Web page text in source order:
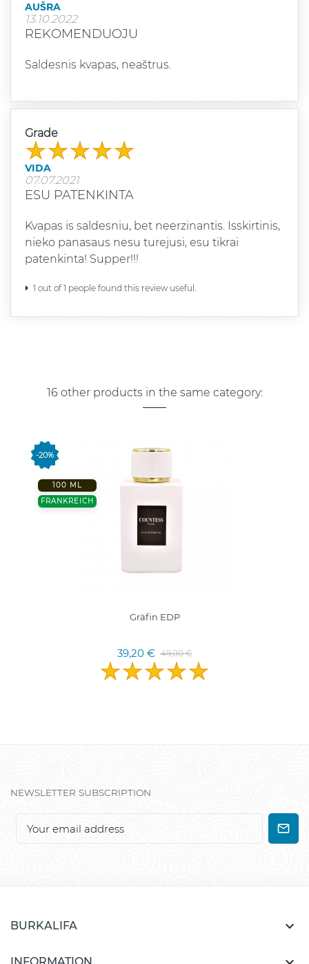
AUŠRA
13.10.2022
REKOMENDUOJU
Saldesnis kvapas, neaštrus.
Grade
VIDA
07.07.2021
ESU PATENKINTA
Kvapas is saldesniu, bet neerzinantis. Isskirtinis,
nieko panasaus nesu turejusi, esu tikrai
patenkinta! Supper!!!
1 out of 1 people found this review useful.
16 other products in the same category:
-20%
100 ML
FRANKREICH
Gräfin EDP
39,20 € 49,00 €
NEWSLETTER SUBSCRIPTION
BURKALIFA 